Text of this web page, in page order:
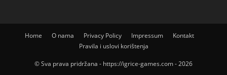
Home O nama Privacy Policy Impressum
Kontakt
Pravila i uslovi korištenja
© Sva prava pridržana - https://igrice-games.com - 2026